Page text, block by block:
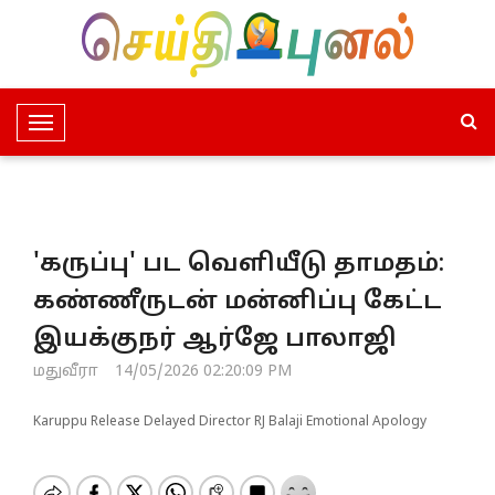
T
o
e
a
v
i
a
'கருப்பு' பட வெளியீடு தாமதம்:
கண்ணீருடன் மன்னிப்பு கேட்ட
இயக்குநர் ஆர்ஜே பாலாஜி
மதுவீரா 14/05/2026 02:20:09 PM
Karuppu Release Delayed Director RJ Balaji Emotional Apology